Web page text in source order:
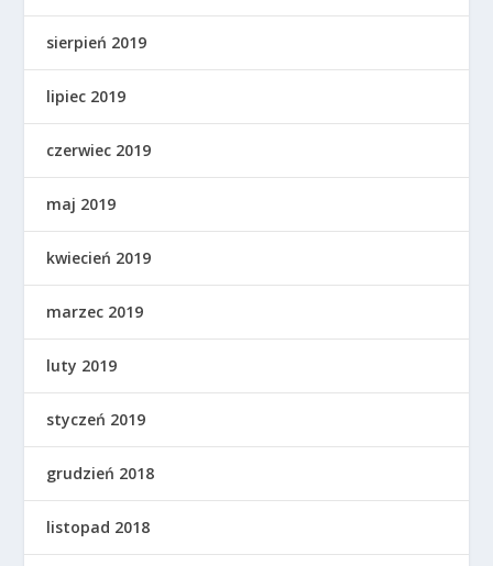
sierpień 2019
lipiec 2019
czerwiec 2019
maj 2019
kwiecień 2019
marzec 2019
luty 2019
styczeń 2019
grudzień 2018
listopad 2018